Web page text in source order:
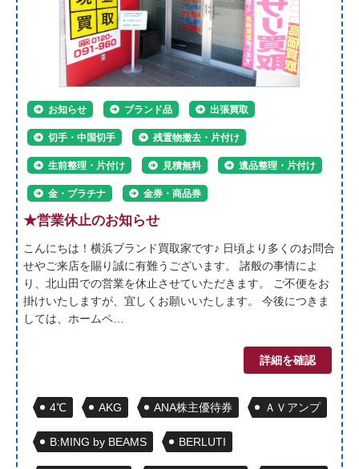
お知らせ ブランド品 出張買取
切手・中国切手 残置物撤去・片付け
生前整理・片付け 見積無料 遺品整理・片付け
金・プラチナ 金券・商品券
★営業休止のお知らせ
こんにちは！横浜ブランド買取家です♪ 日頃より多くのお問合
せやご来店を賜り誠に有難うございます。 諸般の事情によ
り、北山田での営業を休止させていただきます。 ご不便をお
掛けいたしますが、宜しくお願いいたします。 今後につきま
しては、ホームペ…
詳細を確認
4℃ AKG ANA株主優待券 ＡＶアンプ
B:MING by BEAMS BERLUTI